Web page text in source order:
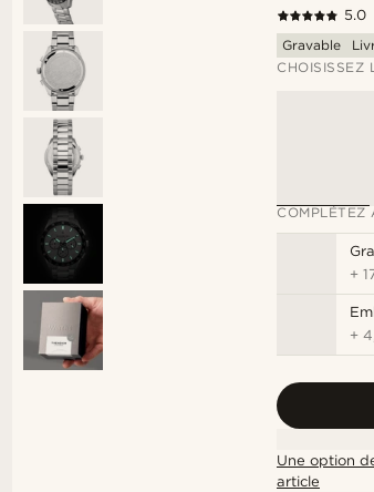
5.0
Gravable
CHOISISSEZ
COMPLÉTEZ
+
+
Une option
article